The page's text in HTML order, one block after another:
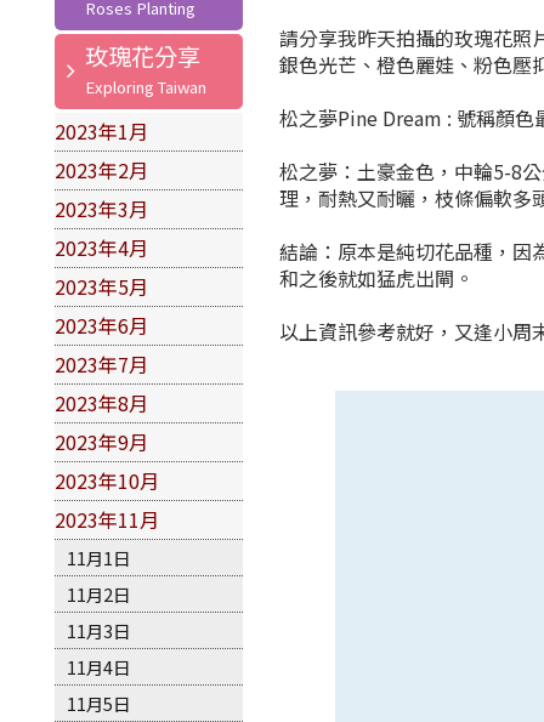
玫瑰花分享
2023年1月
2023年2月
2023年3月
2023年4月
2023年5月
2023年6月
2023年7月
2023年8月
2023年9月
2023年10月
2023年11月
11月1日
11月2日
11月3日
11月4日
11月5日
請分享我昨天拍攝的玫瑰花照
銀色光芒、橙色麗娃、粉色壓
松之夢Pine Dream : 號稱顏
松之夢：土豪金色，中輪5-8
理，耐熱又耐曬，枝條偏軟多
結論：原本是純切花品種，因
和之後就如猛虎出閘。
以上資訊參考就好，又逢小周